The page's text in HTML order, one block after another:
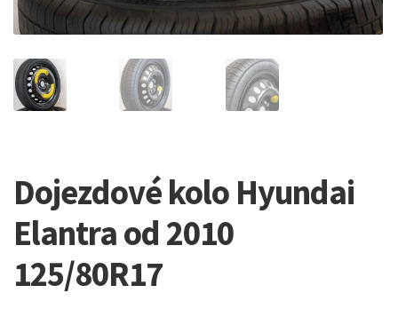
Dojezdové kolo Hyundai
Elantra od 2010
125/80R17